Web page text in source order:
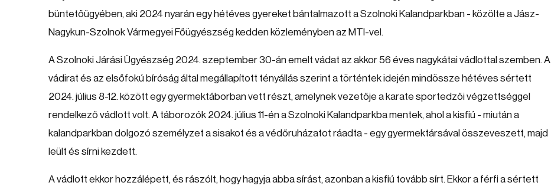
büntetőügyében, aki 2024 nyarán egy hétéves gyereket bántalmazott a Szolnoki Kalandparkban - közölte a Jász-
Nagykun-Szolnok Vármegyei Főügyészség kedden közleményben az MTI-vel.
A Szolnoki Járási Ügyészség 2024. szeptember 30-án emelt vádat az akkor 56 éves nagykátai vádlottal szemben. A
vádirat és az elsőfokú bíróság által megállapított tényállás szerint a történtek idején mindössze hétéves sértett
2024. július 8-12. között egy gyermektáborban vett részt, amelynek vezetője a karate sportedzői végzettséggel
rendelkező vádlott volt. A táborozók 2024. július 11-én a Szolnoki Kalandparkba mentek, ahol a kisfiú - miután a
kalandparkban dolgozó személyzet a sisakot és a védőruházatot ráadta - egy gyermektársával összeveszett, majd
leült és sírni kezdett.
A vádlott ekkor hozzálépett, és rászólt, hogy hagyja abba sírást, azonban a kisfiú tovább sírt. Ekkor a férfi a sértett